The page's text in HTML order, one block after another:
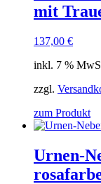
mit
137,00 €
inkl. 7 %
zzgl.
zum Produkt
Urnen-